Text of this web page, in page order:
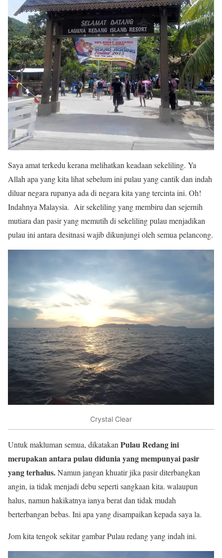
Saya amat terkedu kerana melihatkan keadaan sekeliling. Ya
Allah apa yang kita lihat sebelum ini pulau yang cantik dan indah
diluar negara rupanya ada di negara kita yang tercinta ini. Oh!
Indahnya Malaysia. Air sekeliling yang membiru dan sejernih
mutiara dan pasir yang memutih di sekeliling pulau menjadikan
pulau ini antara desitnasi wajib dikunjungi oleh semua pelancong.
Crystal Clear
Untuk makluman semua, dikatakan Pulau Redang ini
merupakan antara pulau didunia yang mempunyai pasir
yang terhalus.Namun jangan khuatir jika pasir diterbangkan
angin, ia tidak menjadi debu seperti sangkaan kita. walaupun
halus, namun hakikatnya ianya berat dan tidak mudah
berterbangan bebas. Ini apa yang disampaikan kepada saya la.
Jom kita tengok sekitar gambar Pulau redang yang indah ini.